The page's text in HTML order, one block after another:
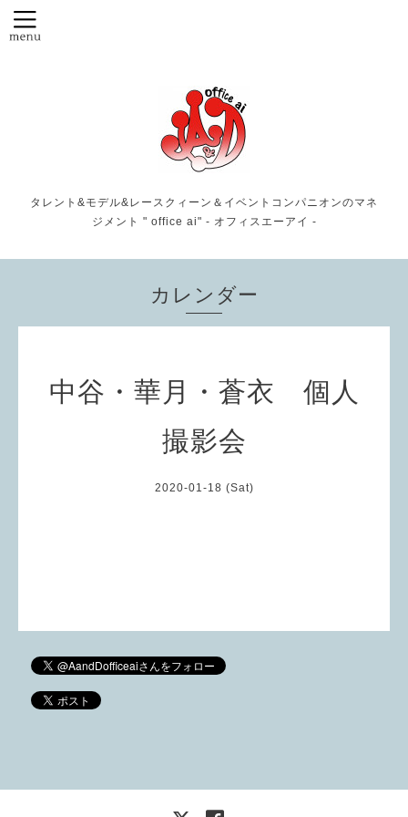
タレント&モデル&レースクィーン＆イベントコンパニオンのマネ
ジメント " office ai" - オフィスエーアイ -
カレンダー
中谷・華月・蒼衣 個人
撮影会
2020-01-18 (Sat)